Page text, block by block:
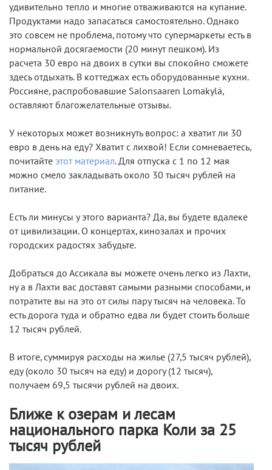
удивительно тепло и многие отваживаются на купание.
Продуктами надо запасаться самостоятельно. Однако
это совсем не проблема, потому что супермаркеты есть в
нормальной досягаемости (20 минут пешком). Из
расчета 30 евро на двоих в сутки вы спокойно сможете
здесь отдыхать. В коттеджах есть оборудованные кухни.
Россияне, распробовавшие Salonsaaren Lomakylä,
оставляют благожелательные отзывы.
У некоторых может возникнуть вопрос: а хватит ли 30
евро в день на еду? Хватит с лихвой! Если сомневаетесь,
почитайте этот материал. Для отпуска с 1 по 12 мая
можно смело закладывать около 30 тысяч рублей на
питание.
Есть ли минусы у этого варианта? Да, вы будете вдалеке
от цивилизации. О концертах, кинозалах и прочих
городских радостях забудьте.
Добраться до Ассикала вы можете очень легко из Лахти,
ну а в Лахти вас доставят самыми разными способами, и
потратите вы на это от силы пару тысяч на человека. То
есть дорога туда и обратно едва ли будет стоить больше
12 тысяч рублей.
В итоге, суммируя расходы на жилье (27,5 тысяч рублей),
еду (около 30 тысяч на еду) и дорогу (12 тысяч),
получаем 69,5 тысячи рублей на двоих.
Ближе к озерам и лесам
национального парка Коли за 25
тысяч рублей